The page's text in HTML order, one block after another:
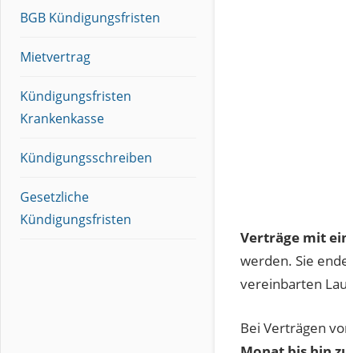
Verträge mit
werden. Sie
vereinbarten
Bei Verträgen
BGB Kündigungsfristen
Mietvertrag
Kündigungsfristen
Krankenkasse
Kündigungsschreiben
Gesetzliche
Kündigungsfristen